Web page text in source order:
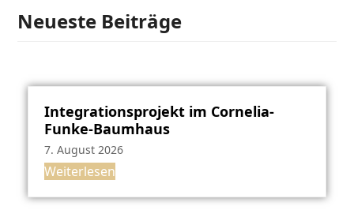
Neueste Beiträge
Integrationsprojekt im Cornelia-
Funke-Baumhaus
7. August 2026
Weiterlesen